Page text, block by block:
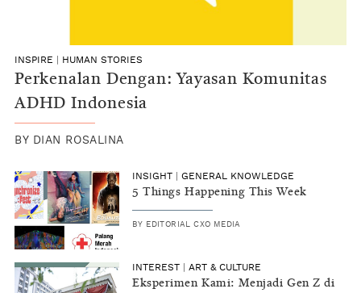
INSPIRE HUMAN STORIES
Perkenalan Dengan: Yayasan Komunitas
ADHD Indonesia
BY DIAN ROSALINA
INSIGHT GENERAL KNOWLEDGE
5 Things Happening This Week
BY EDITORIAL CXO MEDIA
INTEREST ART & CULTURE
Eksperimen Kami: Menjadi Gen Z di